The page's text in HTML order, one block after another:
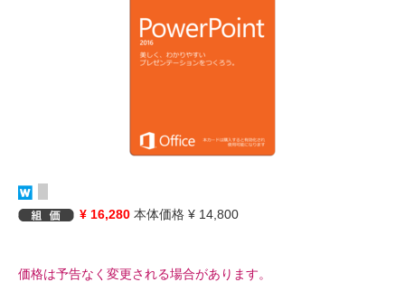
¥ 16,280 本体価格 ¥ 14,800
価格は予告なく変更される場合があります。